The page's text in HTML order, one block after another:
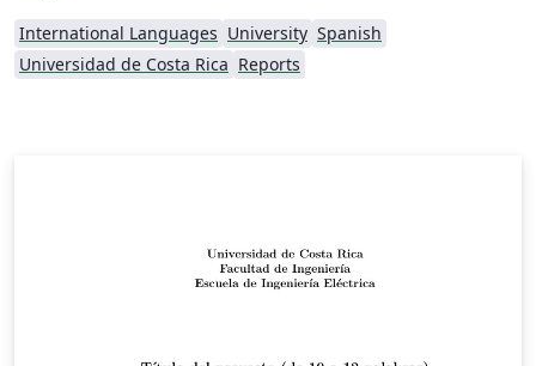
International Languages University Spanish
Universidad de Costa Rica Reports